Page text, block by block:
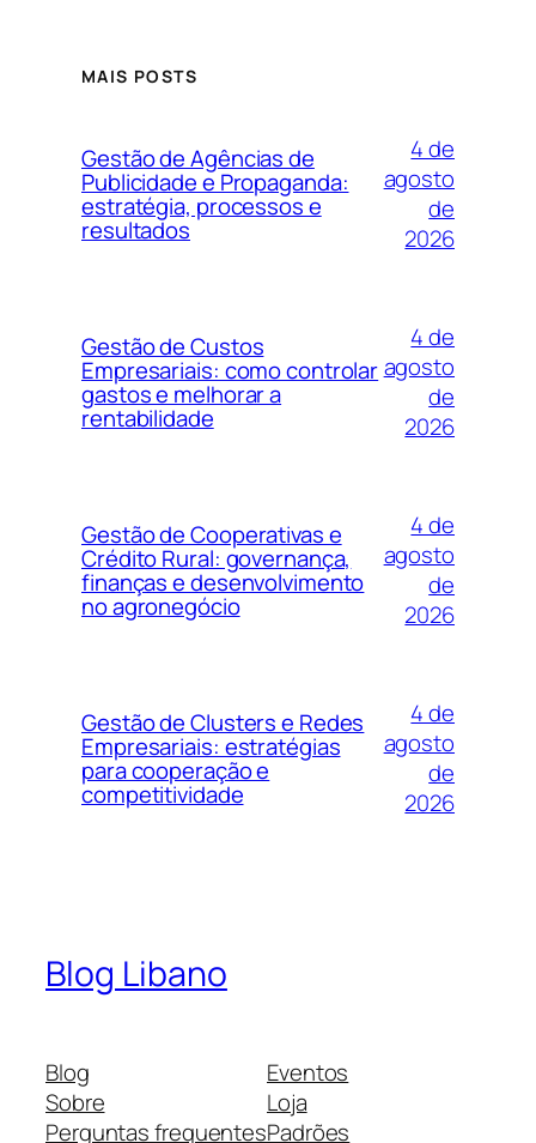
MAIS POSTS
Gestão de Agências de
Publicidade e Propaganda:
estratégia, processos e
resultados
4 de
agosto
de
2026
Gestão de Custos
Empresariais: como controlar
gastos e melhorar a
rentabilidade
4 de
agosto
de
2026
Gestão de Cooperativas e
Crédito Rural: governança,
finanças e desenvolvimento
no agronegócio
4 de
agosto
de
2026
Gestão de Clusters e Redes
Empresariais: estratégias
para cooperação e
competitividade
4 de
agosto
de
2026
Blog Libano
Blog
Sobre
Perguntas frequentes
Eventos
Loja
Padrões